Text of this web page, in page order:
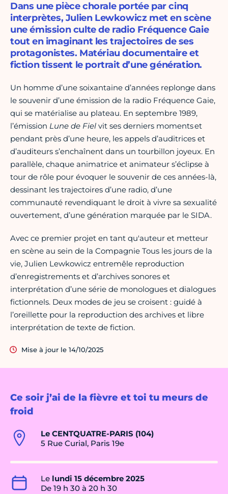
Ce soir j’ai de la fièvre et toi tu meurs de
froid
Le CENTQUATRE-PARIS (104)
5 Rue Curial, Paris 19e
Le lundi 15 décembre 2025
De 19 h 30 à 20 h 30
Dans une pièce chorale portée par cinq
interprètes, Julien Lewkowicz met en scène
une émission culte de radio Fréquence Gaie
tout en imaginant les trajectoires de ses
protagonistes. Matériau documentaire et
fiction tissent le portrait d’une génération.
Un homme d’une soixantaine d’années replonge dans
le souvenir d’une émission de la radio Fréquence Gaie,
qui se matérialise au plateau. En septembre 1989,
l’émission Lune de Fiel vit ses derniers moments et
pendant près d’une heure, les appels d’auditrices et
d’auditeurs s’enchaînent dans un tourbillon joyeux. En
parallèle, chaque animatrice et animateur s’éclipse à
tour de rôle pour évoquer le souvenir de ces années-là,
dessinant les trajectoires d’une radio, d’une
communauté revendiquant le droit à vivre sa sexualité
ouvertement, d’une génération marquée par le SIDA.
Avec ce premier projet en tant qu'auteur et metteur
en scène au sein de la Compagnie Tous les jours de la
vie, Julien Lewkowicz entremêle reproduction
d’enregistrements et d’archives sonores et
interprétation d’une série de monologues et dialogues
fictionnels. Deux modes de jeu se croisent : guidé à
l’oreillette pour la reproduction des archives et libre
interprétation de texte de fiction.
Mise à jour le 14/10/2025